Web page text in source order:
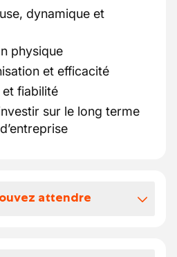
dynamique et
physique
et efficacité
et fiabilité
sur le long terme
attendre